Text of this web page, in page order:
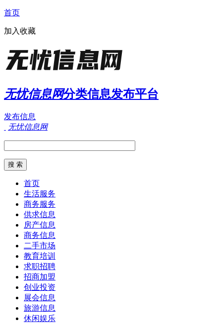
首页
加入收藏
无忧信息网分类信息发布平台
发布信息
无忧信息网
首页
生活服务
商务服务
供求信息
房产信息
商务信息
二手市场
教育培训
求职招聘
招商加盟
创业投资
展会信息
旅游信息
休闲娱乐